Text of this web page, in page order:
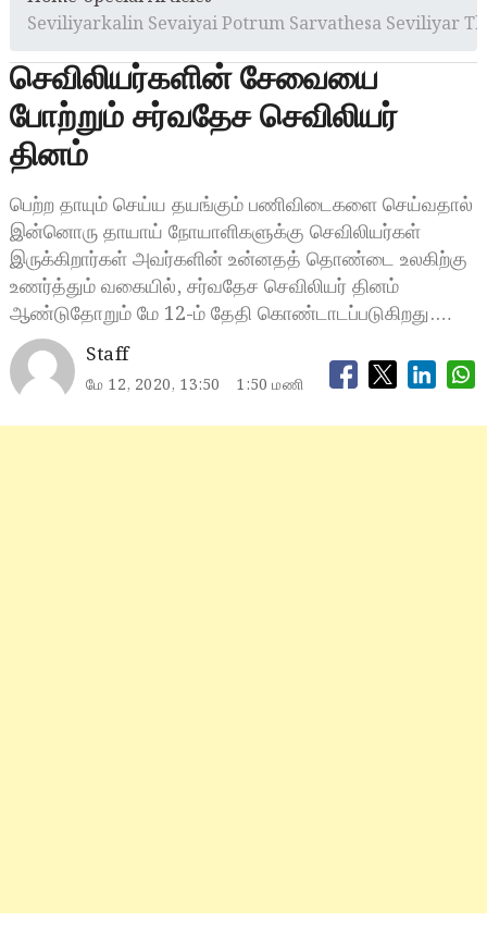
Seviliyarkalin Sevaiyai Potrum Sarvathesa Seviliyar
செவிலியர்களின் சேவையை
போற்றும் சர்வதேச செவிலியர்
தினம்
பெற்ற தாயும் செய்ய தயங்கும் பணிவிடைகளை செய்வதால்
இன்னொரு தாயாய் நோயாளிகளுக்கு செவிலியர்கள்
இருக்கிறார்கள் அவர்களின் உன்னதத் தொண்டை உலகிற்கு
உணர்த்தும் வகையில், சர்வதேச செவிலியர் தினம்
ஆண்டுதோறும் மே 12-ம் தேதி கொண்டாடப்படுகிறது.…
Staff
மே 12, 2020, 13:50 1:50 மணி